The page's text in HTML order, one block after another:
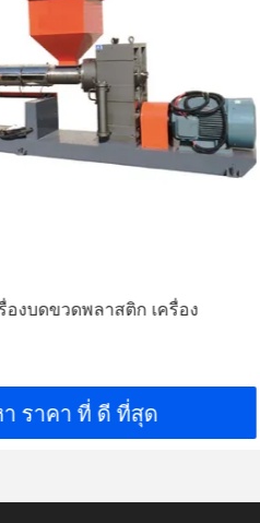
องบดขวดพลาสติก เครื่อง
ราคา ที่ ดี ที่สุด